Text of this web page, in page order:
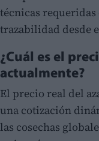
técnicas
trazabilidad desde
¿Cuál es el
actualmente?
El precio real del
una cotización
las cosechas